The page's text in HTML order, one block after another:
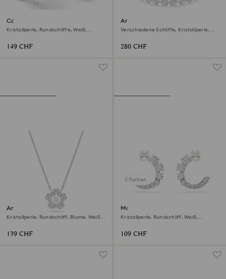
Constella Offener Ring
Kristallperle, Rundschliffe, Weiß,
149 CHF
Ariana Grande x Swarovski
Halsband
Verschiedene Schliffe, Kristallperle,
280 CHF
Ariana Grande x Swarovski
Anhänger
Kristallperle, Rundschliff, Blume, Weiß,
139 CHF
2 Farben
Matrix Kreolen
Kristallperle, Rundschliff, Weiß,
109 CHF